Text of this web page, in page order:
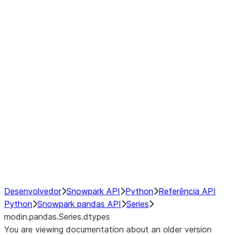
Desenvolvedor Snowpark API Python Referência API
Python Snowpark pandas API Series
modin.pandas.Series.dtypes
You are viewing documentation about an older version